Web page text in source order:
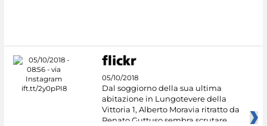
05/10/2018
Dal soggiorno della sua ultima
abitazione in Lungotevere della
Vittoria 1, Alberto Moravia ritratto da
Renato Guttuso sembra scrutare